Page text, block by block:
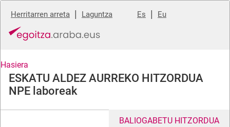
Herritarren arreta Laguntza Es Eu
Hasiera
ESKATU ALDEZ AURREKO HITZORDUA
NPE laboreak
BALIOGABETU HITZORDUA